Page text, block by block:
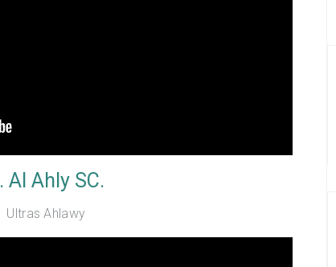
Al Ahly SC.
Ultras Ahlawy